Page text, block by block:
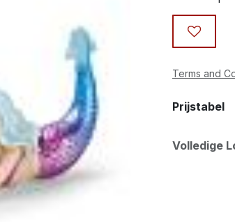
Terms and
Prijstabel
Volledige